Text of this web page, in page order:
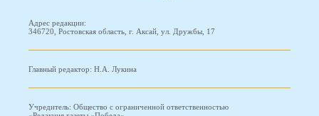
Адрес редакции:
346720, Ростовская область, г. Аксай, ул. Дружбы, 17
Главный редактор: Н.А. Лукина
Учредитель: Общество с ограниченной ответственностью